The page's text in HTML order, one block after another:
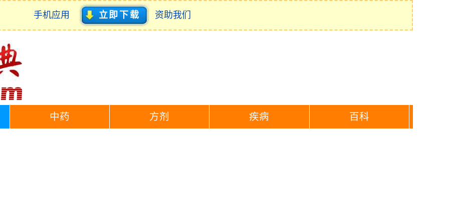
手机应用 立即下载 资助我们
中药 方剂 疾病 百科